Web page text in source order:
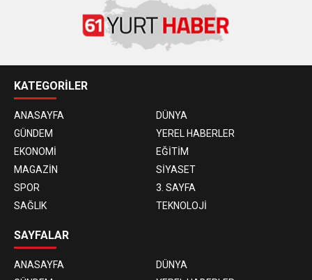
KATEGORİLER
ANASAYFA
DÜNYA
GÜNDEM
YEREL HABERLER
EKONOMİ
EĞİTİM
MAGAZİN
SİYASET
SPOR
3. SAYFA
SAĞLIK
TEKNOLOJİ
SAYFALAR
ANASAYFA
DÜNYA